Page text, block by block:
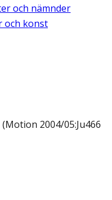
och nämnder
och konst
2004/05:Ju466